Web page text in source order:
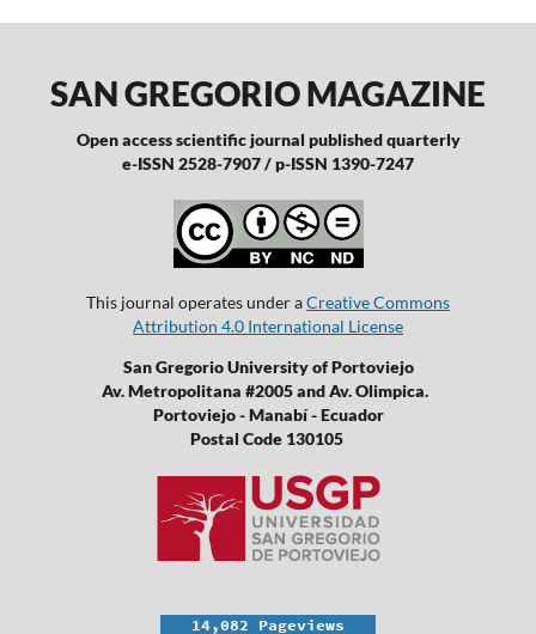
SAN GREGORIO MAGAZINE
Open access scientific journal published quarterly
e-ISSN 2528-7907 / p-ISSN 1390-7247
This journal operates under aCreative Commons
Attribution 4.0 International License
San Gregorio University of Portoviejo
Av. Metropolitana #2005 and Av. Olimpica.
Portoviejo - Manabí - Ecuador
Postal Code 130105